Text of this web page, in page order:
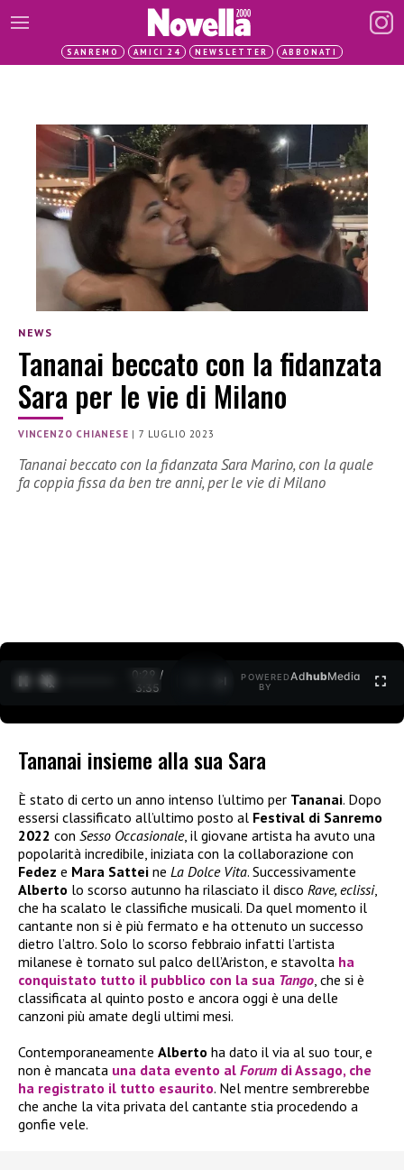
SANREMO AMICI 24 NEWSLETTER ABBONATI
NEWS
Tananai beccato con la fidanzata
Sara per le vie di Milano
VINCENZO CHIANESE |7 LUGLIO 2023
Tananai beccato con la fidanzata Sara Marino, con la quale
fa coppia fissa da ben tre anni, per le vie di Milano
0:30 /
3:35
POWERED
BY
AdhubMedia
Tananai insieme alla sua Sara
È stato di certo un anno intenso l’ultimo per Tananai. Dopo
essersi classificato all’ultimo posto al Festival di Sanremo
2022 con Sesso Occasionale, il giovane artista ha avuto una
popolarità incredibile, iniziata con la collaborazione con
Fedez e Mara Sattei ne La Dolce Vita. Successivamente
Alberto lo scorso autunno ha rilasciato il disco Rave, eclissi,
che ha scalato le classifiche musicali. Da quel momento il
cantante non si è più fermato e ha ottenuto un successo
dietro l’altro. Solo lo scorso febbraio infatti l’artista
milanese è tornato sul palco dell’Ariston, e stavolta ha
conquistato tutto il pubblico con la sua Tango, che si è
classificata al quinto posto e ancora oggi è una delle
canzoni più amate degli ultimi mesi.
Contemporaneamente Alberto ha dato il via al suo tour, e
non è mancata una data evento al Forum di Assago, che
ha registrato il tutto esaurito. Nel mentre sembrerebbe
che anche la vita privata del cantante stia procedendo a
gonfie vele.